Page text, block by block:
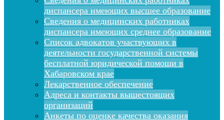
диспансера имеющих высшее образование
Сведения о медицинских работниках
диспансера имеющих среднее образование
Список адвокатов участвующих в
деятельности государственной системы
бесплатной юридической помощи в
Хабаровском крае
Лекарственное обеспечение
Адреса и контакты вышестоящих
организаций
Анкеты по оценке качества оказания